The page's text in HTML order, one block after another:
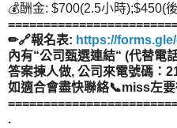
💰酬金: $700(2.5小時);$450(
✏🔗報名表: https://
內有“公司甄選連結“ (代替電
答案揀人做, 公司來電號碼：
如適合會盡快聯絡📞miss左要
.